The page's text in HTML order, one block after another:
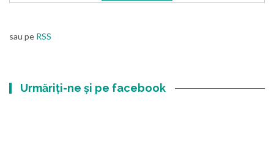
sau pe RSS
Urmăriți-ne și pe facebook